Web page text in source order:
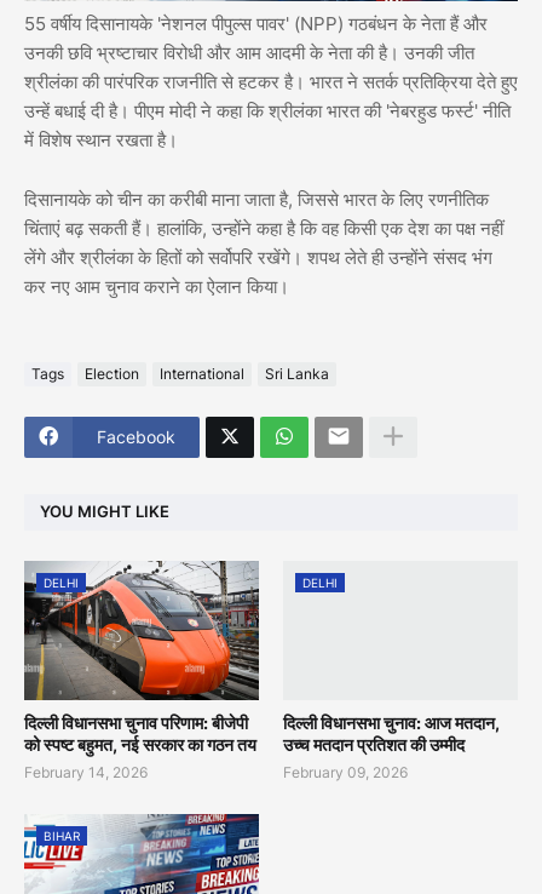
55 वर्षीय दिसानायके 'नेशनल पीपुल्स पावर' (NPP) गठबंधन के नेता हैं और
उनकी छवि भ्रष्टाचार विरोधी और आम आदमी के नेता की है। उनकी जीत
श्रीलंका की पारंपरिक राजनीति से हटकर है। भारत ने सतर्क प्रतिक्रिया देते हुए
उन्हें बधाई दी है। पीएम मोदी ने कहा कि श्रीलंका भारत की 'नेबरहुड फर्स्ट' नीति
में विशेष स्थान रखता है।
दिसानायके को चीन का करीबी माना जाता है, जिससे भारत के लिए रणनीतिक
चिंताएं बढ़ सकती हैं। हालांकि, उन्होंने कहा है कि वह किसी एक देश का पक्ष नहीं
लेंगे और श्रीलंका के हितों को सर्वोपरि रखेंगे। शपथ लेते ही उन्होंने संसद भंग
कर नए आम चुनाव कराने का ऐलान किया।
Tags Election International Sri Lanka
Facebook
YOU MIGHT LIKE
DELHI
दिल्ली विधानसभा चुनाव परिणाम: बीजेपी
को स्पष्ट बहुमत, नई सरकार का गठन तय
February 14, 2026
DELHI
दिल्ली विधानसभा चुनाव: आज मतदान,
उच्च मतदान प्रतिशत की उम्मीद
February 09, 2026
BIHAR